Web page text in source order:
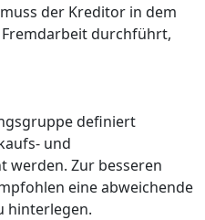
der Kreditor in dem
Fremdarbeit durchführt,
definiert
und
werden. Zur besseren
eine abweichende
hinterlegen.